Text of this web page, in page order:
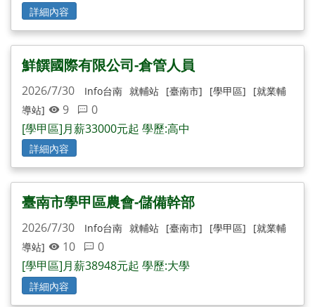
詳細內容
鮮饌國際有限公司-倉管人員
2026/7/30 Info台南 就輔站 [臺南市] [學甲區]
[就業輔
導站]
9
0
[學甲區]月薪33000元起 學歷:高中
詳細內容
臺南市學甲區農會-儲備幹部
2026/7/30 Info台南 就輔站 [臺南市] [學甲區]
[就業輔
導站]
10
0
[學甲區]月薪38948元起 學歷:大學
詳細內容